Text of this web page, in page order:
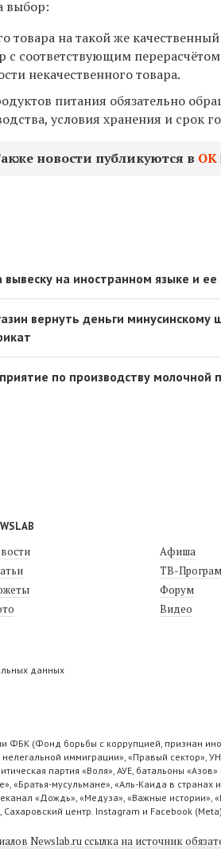
выбор:
товара на такой же
с соответствующим
некачественного товара.
питания обязательно
условия хранения и срок
новости публикуются в ОК|
на иностранном языке и ее
вернуть деньги минусинскому
по производству
Афиша
ТВ-
Форум
Видео
данных
ФБК (Фонд борьбы с коррупцией, признан
иммиграции», «Правый сектор»,
партия «Воля», АУЕ, батальоны
«Братья-мусульмане», «Аль-Каида в
«Дождь», «Медуза», «Важные
центр. Instagram и Facebook
Newslab.ru ссылка на источник